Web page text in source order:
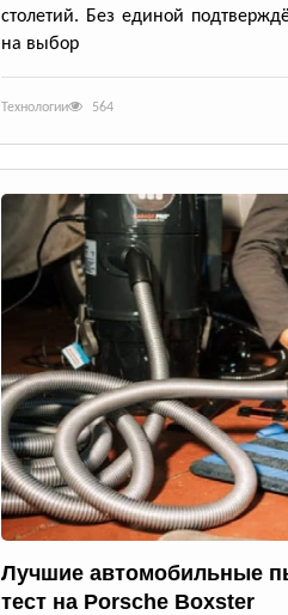
столетий. Без единой
на выбор
Технологии 564
Лучшие автомобильные
тест на Porsche Boxster